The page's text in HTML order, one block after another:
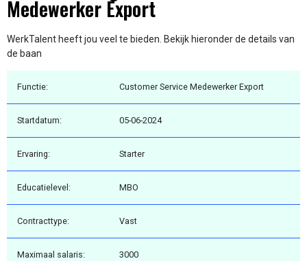
Medewerker Export
WerkTalent heeft jou veel te bieden. Bekijk hieronder de details van
de baan
Functie: Customer Service Medewerker Export
Startdatum: 05-06-2024
Ervaring: Starter
Educatielevel: MBO
Contracttype: Vast
Maximaal salaris: 3000